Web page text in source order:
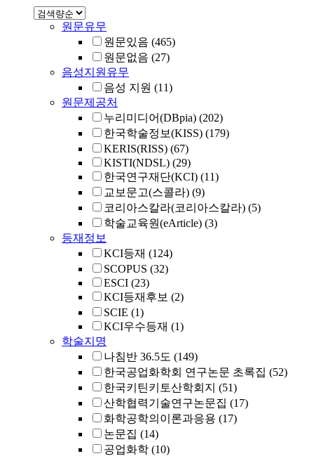
원문유무
원문있음 (465)
원문없음 (27)
음성지원유무
음성 지원 (11)
원문제공처
누리미디어(DBpia) (202)
한국학술정보(KISS) (179)
KERIS(RISS) (67)
KISTI(NDSL) (29)
한국연구재단(KCI) (11)
교보문고(스콜라) (9)
코리아스칼라(코리아스칼라) (5)
학술교육원(eArticle) (3)
등재정보
KCI등재 (124)
SCOPUS (32)
ESCI (23)
KCI등재후보 (2)
SCIE (1)
KCI우수등재 (1)
학술지명
나침반 36.5도 (149)
한국공업화학회 연구논문 초록집 (52)
한국키틴키토산학회지 (51)
산학협력기술연구논문집 (17)
화학공학의이론과응용 (17)
논문집 (14)
공업화학 (10)